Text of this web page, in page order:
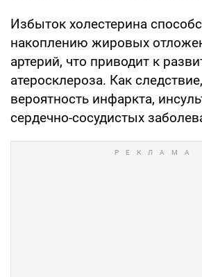
Избыток холестерина
накоплению жировых
артерий, что приводит к
атеросклероза. Как
вероятность инфаркта,
сердечно-сосудистых